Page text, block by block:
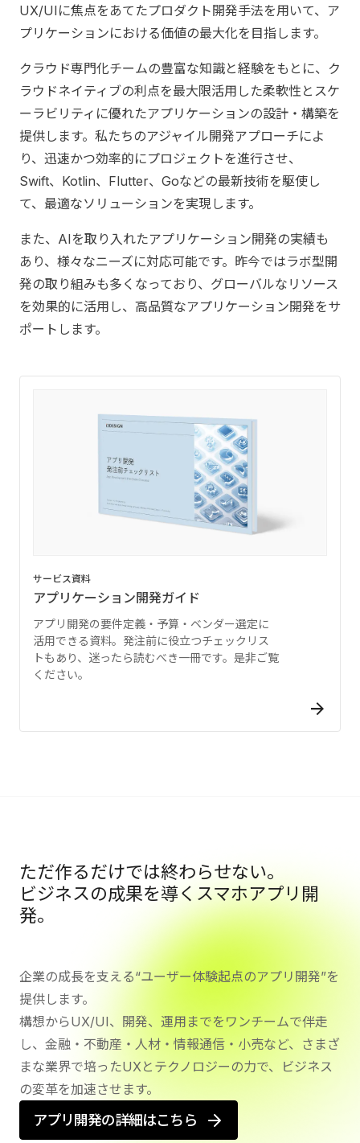
UX/UIに焦点をあてたプロダクト開発手法を用いて、ア
プリケーションにおける価値の最大化を目指します。
クラウド専門化チームの豊富な知識と経験をもとに、ク
ラウドネイティブの利点を最大限活用した柔軟性とスケ
ーラビリティに優れたアプリケーションの設計・構築を
提供します。私たちのアジャイル開発アプローチによ
り、迅速かつ効率的にプロジェクトを進行させ、
Swift、Kotlin、Flutter、Goなどの最新技術を駆使し
て、最適なソリューションを実現します。
また、AIを取り入れたアプリケーション開発の実績も
あり、様々なニーズに対応可能です。昨今ではラボ型開
発の取り組みも多くなっており、グローバルなリソース
を効果的に活用し、高品質なアプリケーション開発をサ
ポートします。
サービス資料
アプリケーション開発ガイド
アプリ開発の要件定義・予算・ベンダー選定に
活用できる資料。発注前に役立つチェックリス
トもあり、迷ったら読むべき一冊です。是非ご覧
ください。
ただ作るだけでは終わらせない。
ビジネスの成果を導くスマホアプリ開
発。
企業の成長を支える“ユーザー体験起点のアプリ開発”を
提供します。
構想からUX/UI、開発、運用までをワンチームで伴走
し、金融・不動産・人材・情報通信・小売など、さまざ
まな業界で培ったUXとテクノロジーの力で、ビジネス
の変革を加速させます。
アプリ開発の詳細はこちら